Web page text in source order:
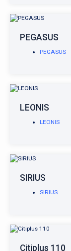
PEGASUS
PEGASUS
LEONIS
LEONIS
SIRIUS
SIRIUS
Citiplus 110